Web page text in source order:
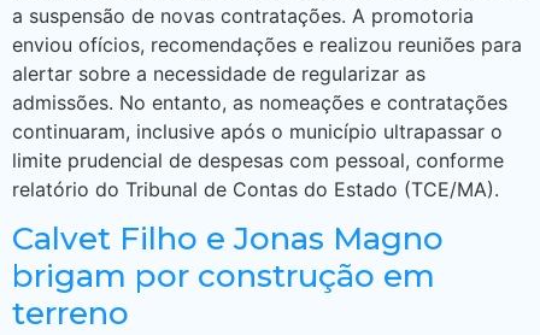
a suspensão de novas contratações. A promotoria
enviou ofícios, recomendações e realizou reuniões para
alertar sobre a necessidade de regularizar as
admissões. No entanto, as nomeações e contratações
continuaram, inclusive após o município ultrapassar o
limite prudencial de despesas com pessoal, conforme
relatório do Tribunal de Contas do Estado (TCE/MA).
Calvet Filho e Jonas Magno
brigam por construção em
terreno